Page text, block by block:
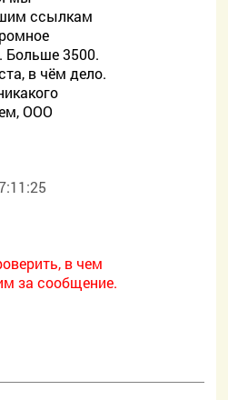
ссылкам
Больше 3500.
в чём дело.
ООО
в чем
за сообщение.